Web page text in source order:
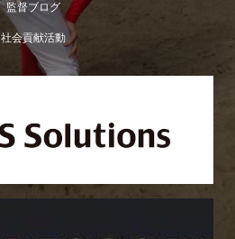
監督ブログ
社会貢献活動